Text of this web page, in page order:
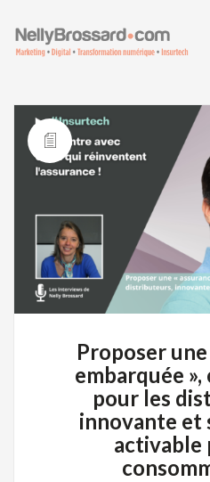
Proposer
embarquée »,
pour les
innovante et
activable